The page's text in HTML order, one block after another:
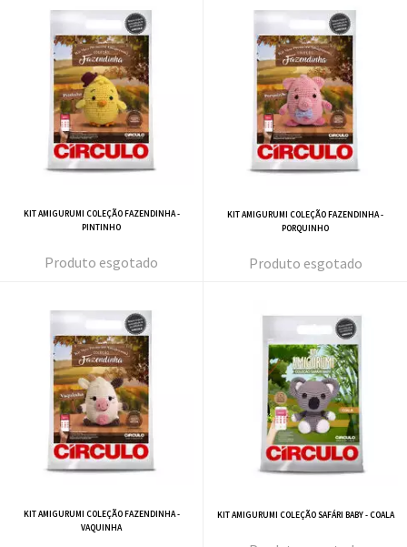
KIT AMIGURUMI COLEÇÃO FAZENDINHA -
PINTINHO
esgotado
KIT AMIGURUMI COLEÇÃO FAZENDINHA -
PORQUINHO
esgotado
KIT AMIGURUMI COLEÇÃO FAZENDINHA -
VAQUINHA
KIT AMIGURUMI COLEÇÃO SAFÁRI BABY - COALA